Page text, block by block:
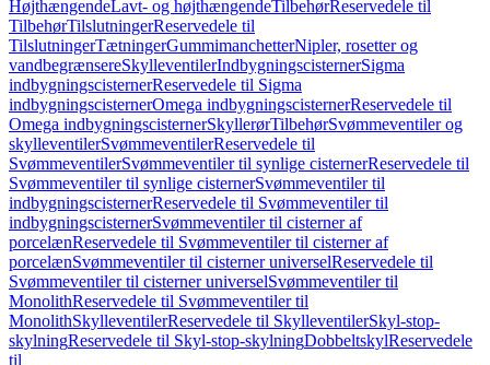
HøjthængendeLavt- og højthængendeTilbehørReservedele til
TilbehørTilslutningerReservedele til
TilslutningerTætningerGummimanchetterNipler, rosetter og
vandbegrænsereSkylleventilerIndbygningscisternerSigma
indbygningscisternerReservedele til Sigma
indbygningscisternerOmega indbygningscisternerReservedele til
Omega indbygningscisternerSkyllerørTilbehørSvømmeventiler og
skylleventilerSvømmeventilerReservedele til
SvømmeventilerSvømmeventiler til synlige cisternerReservedele til
Svømmeventiler til synlige cisternerSvømmeventiler til
indbygningscisternerReservedele til Svømmeventiler til
indbygningscisternerSvømmeventiler til cisterner af
porcelænReservedele til Svømmeventiler til cisterner af
porcelænSvømmeventiler til cisterner universelReservedele til
Svømmeventiler til cisterner universelSvømmeventiler til
MonolithReservedele til Svømmeventiler til
MonolithSkylleventilerReservedele til SkylleventilerSkyl-stop-
skylningReservedele til Skyl-stop-skylningDobbeltskylReservedele
til